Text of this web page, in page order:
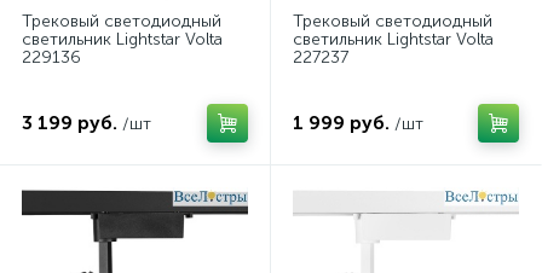
Трековый светодиодный
светильник Lightstar Volta
229136
3 199 руб. /шт
Трековый светодиодный
светильник Lightstar Volta
227237
1 999 руб. /шт